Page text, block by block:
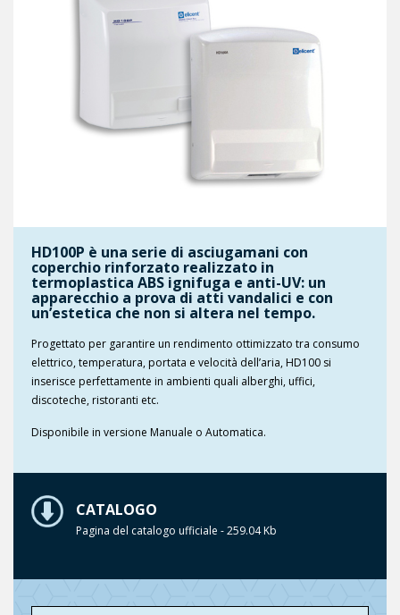
HD100P è una serie di asciugamani con
coperchio rinforzato realizzato in
termoplastica ABS ignifuga e anti-UV: un
apparecchio a prova di atti vandalici e con
un’estetica che non si altera nel tempo.
Progettato per garantire un rendimento ottimizzato tra consumo
elettrico, temperatura, portata e velocità dell’aria, HD100 si
inserisce perfettamente in ambienti quali alberghi, uffici,
discoteche, ristoranti etc.
Disponibile in versione Manuale o Automatica.
CATALOGO
Pagina del catalogo ufficiale - 259.04 Kb